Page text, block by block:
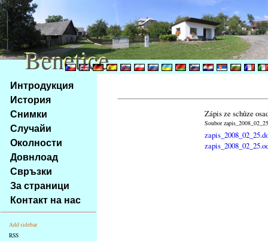
Na
obsah
stránky
Klávesové
zkratky
tomto
webu
základní
Hlavní
strana
Интродукция
История
Снимки
Случайи
Околности
Довнлоад
Свръзки
За страници
Контакт на нас
Add sidebar
RSS
Zápis ze schůze
Soubor
Benetice
Benetice